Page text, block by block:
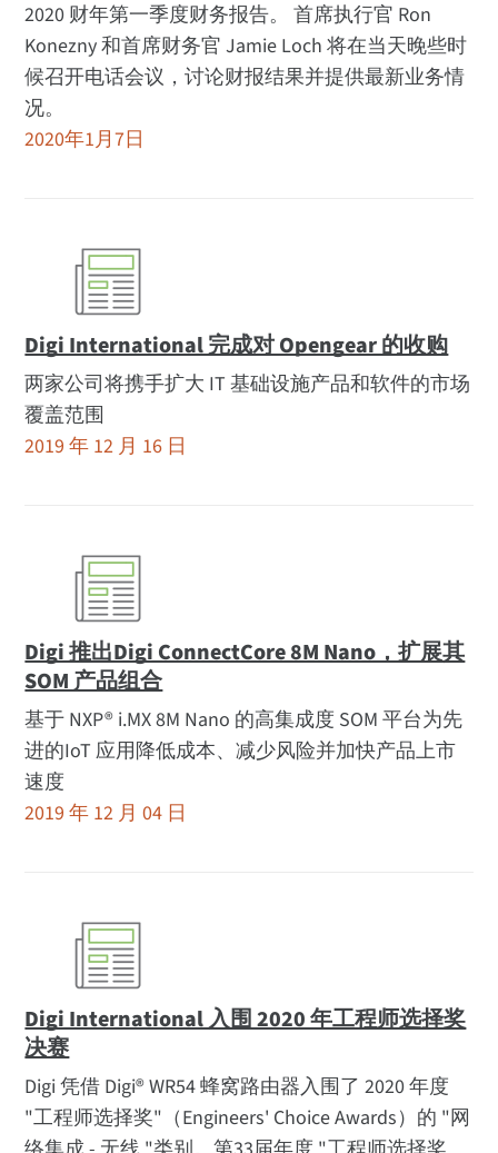
2020 财年第一季度财务报告。 首席执行官 Ron
Konezny 和首席财务官 Jamie Loch 将在当天晚些时
候召开电话会议，讨论财报结果并提供最新业务情
况。
2020年1月7日
Digi International 完成对 Opengear 的收购
两家公司将携手扩大 IT 基础设施产品和软件的市场
覆盖范围
2019 年 12 月 16 日
Digi 推出Digi ConnectCore 8M Nano，扩展其
SOM 产品组合
基于 NXP® i.MX 8M Nano 的高集成度 SOM 平台为先
进的IoT 应用降低成本、减少风险并加快产品上市
速度
2019 年 12 月 04 日
Digi International 入围 2020 年工程师选择奖
决赛
Digi 凭借 Digi® WR54 蜂窝路由器入围了 2020 年度
"工程师选择奖"（Engineers' Choice Awards）的 "网